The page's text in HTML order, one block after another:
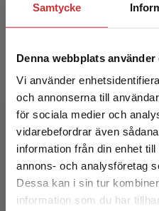
Samtycke
Denna webbplats använder
Vi använder
och annonserna till
för sociala medier och
vidarebefordrar även
information från din enhet
annons- och analysföretag
Dessa kan i sin tur
information som du har
Begränsad
Det verkar som att du
Geriatrik
Dehlin, O -
558 krinkl. moms